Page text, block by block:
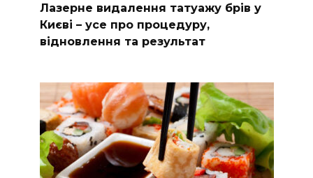
Лазерне видалення татуажу брів у
Києві – усе про процедуру,
відновлення та результат